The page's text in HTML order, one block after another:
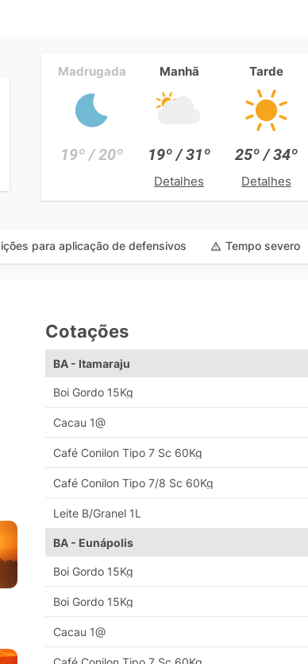
Madrugada
19º / 20º
Manhã
19º / 31º
Detalhes
Tarde
25º / 34º
Detalhes
para aplicação de defensivos Tempo severo
Cotações
BA - Itamaraju
Boi Gordo 15Kg
Cacau 1@
Café Conilon Tipo 7 Sc 60Kg
Café Conilon Tipo 7/8 Sc 60Kg
Leite B/Granel 1L
BA - Eunápolis
Boi Gordo 15Kg
Boi Gordo 15Kg
Cacau 1@